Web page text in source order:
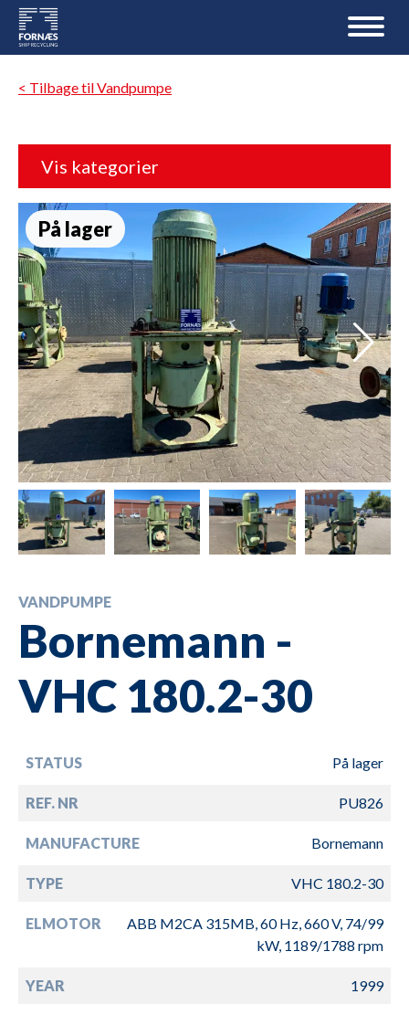
< Tilbage til Vandpumpe
Vis kategorier
På lager
VANDPUMPE
Bornemann -
VHC 180.2-30
STATUS På lager
REF. NR PU826
MANUFACTURE Bornemann
TYPE VHC 180.2-30
ELMOTOR
ABB M2CA 315MB, 60 Hz, 660 V, 74/99
kW, 1189/1788 rpm
YEAR 1999